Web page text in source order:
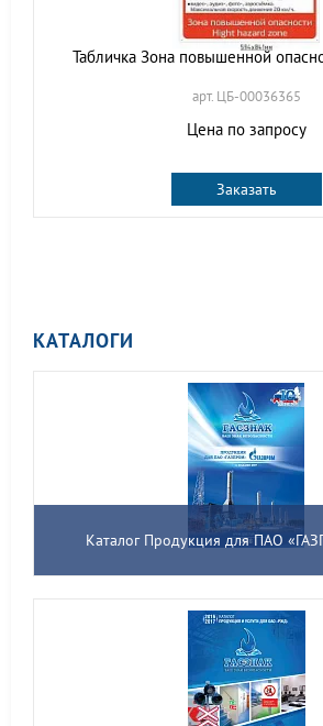
Табличка Зона повышенной
арт. ЦБ-00036365
Цена по запросу
Заказать
КАТАЛОГИ
Каталог Продукция для ПАО